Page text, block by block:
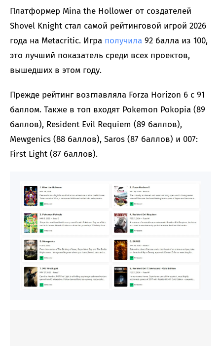
Платформер Mina the Hollower от создателей
Shovel Knight стал самой рейтинговой игрой 2026
года на Metacritic. Игра получила 92 балла из 100,
это лучший показатель среди всех проектов,
вышедших в этом году.
Прежде рейтинг возглавляла Forza Horizon 6 с 91
баллом. Также в топ входят Pokemon Pokopia (89
баллов), Resident Evil Requiem (89 баллов),
Mewgenics (88 баллов), Saros (87 баллов) и 007:
First Light (87 баллов).